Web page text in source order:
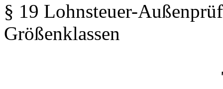
§ 19 Lohnsteuer-
Größenklassen